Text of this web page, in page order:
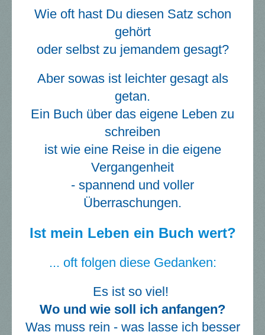
Wie oft hast Du diesen Satz schon
gehört
oder selbst zu jemandem gesagt?
Aber sowas ist leichter gesagt als
getan.
Ein Buch über das eigene Leben zu
schreiben
ist wie eine Reise in die eigene
Vergangenheit
- spannend und voller
Überraschungen.
Ist mein Leben ein Buch wert?
... oft folgen diese Gedanken:
Es ist so viel!
Wo und wie soll ich anfangen?
Was muss rein - was lasse ich besser